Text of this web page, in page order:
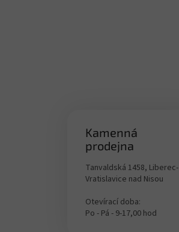
Kamenná
prodejna
Tanvaldská 1458, Liberec-
Vratislavice nad Nisou
Otevírací doba:
Po - Pá - 9-17,00 hod